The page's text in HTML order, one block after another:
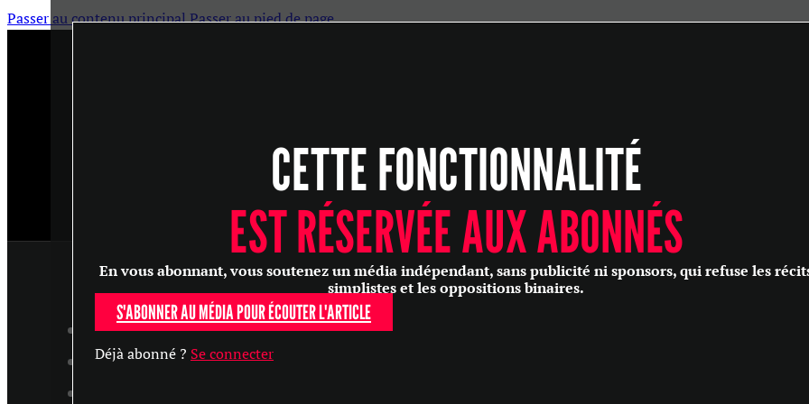
Passer au contenu principalPasser au pied de page
SANTÉ
PHILOSOPHIE
CULTURE
SOCIÉTÉ
ARTICLES
MASTERCLASS
CETTE FONCTIONNALITÉ
EST RÉSERVÉE AUX ABONNÉS
En vous abonnant, vous soutenez un média indépendant, sans publicité ni sponsors, qui refuse les
simplistes et les oppositions binaires.
S'ABONNER AU MÉDIA POUR ÉCOUTER L'ARTICLE
Déjà abonné ? Se connecter